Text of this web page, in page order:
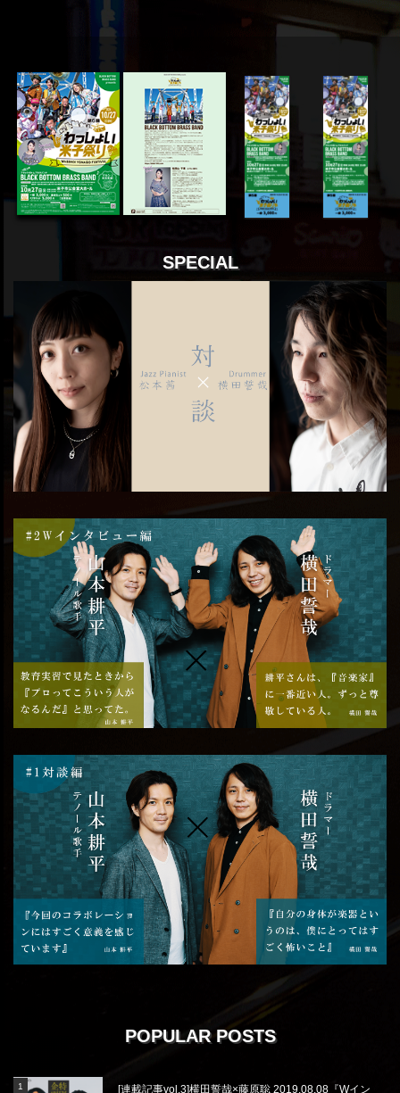
SPECIAL
POPULAR POSTS
[連載記事vol.3]横田誓哉×藤原聡 2019.08.08『Wイン